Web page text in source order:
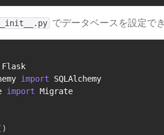
でデータベースを設定で
import
import Migrate
)